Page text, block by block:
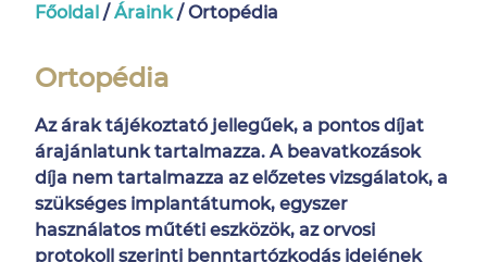
Főoldal / Áraink /Ortopédia
Ortopédia
Az árak tájékoztató jellegűek, a pontos díjat
árajánlatunk tartalmazza. A beavatkozások
díja nem tartalmazza az előzetes vizsgálatok, a
szükséges implantátumok, egyszer
használatos műtéti eszközök, az orvosi
protokoll szerinti benntartózkodás idejének